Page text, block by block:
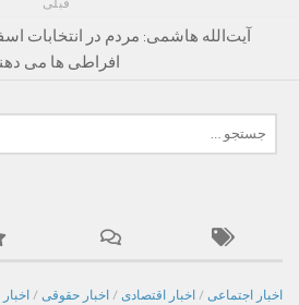
آیت‌الله هاشمی: مردم در انتخابات
افراطی ها می
برای:
اخبار اجتماعی / اخبار اقتصادی / اخبار حقوقی /